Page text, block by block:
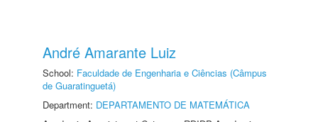
André Amarante Luiz
School: Faculdade de Engenharia e Ciências (Câmpus
de Guaratinguetá)
Department: DEPARTAMENTO DE MATEMÁTICA